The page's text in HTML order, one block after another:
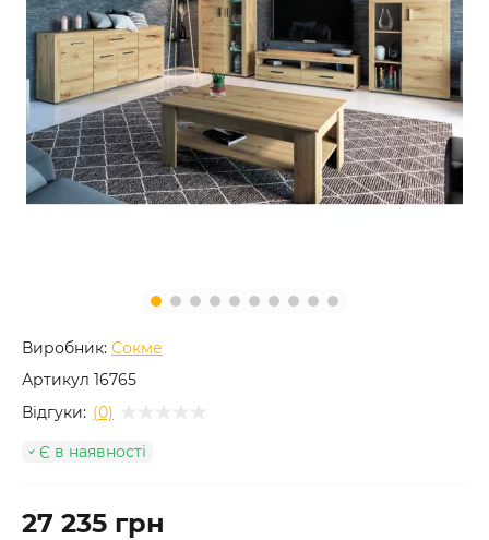
Виробник: Сокме
Артикул 16765
Відгуки: (0)
Є в наявності
27 235 грн